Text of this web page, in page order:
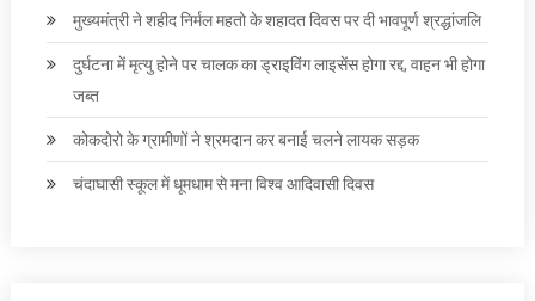
मुख्यमंत्री ने शहीद निर्मल महतो के शहादत दिवस पर दी भावपूर्ण श्रद्धांजलि
दुर्घटना में मृत्यु होने पर चालक का ड्राइविंग लाइसेंस होगा रद्द, वाहन भी होगा
जब्त
कोकदोरो के ग्रामीणों ने श्रमदान कर बनाई चलने लायक सड़क
चंदाघासी स्कूल में धूमधाम से मना विश्व आदिवासी दिवस